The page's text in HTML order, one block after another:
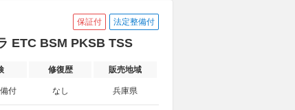
保証付 法定整備付
ETC BSM PKSB TSS
修復歴 販売地域
付 なし 兵庫県